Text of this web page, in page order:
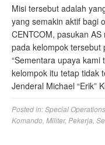
Misi tersebut adalah
yang semakin aktif bagi
CENTCOM, pasukan
pada kelompok tersebut
“Sementara upaya
kelompok itu tetap tidak
Jenderal Michael “Erik”
Posted in:Special Operations
Komando Militer, Pekerja